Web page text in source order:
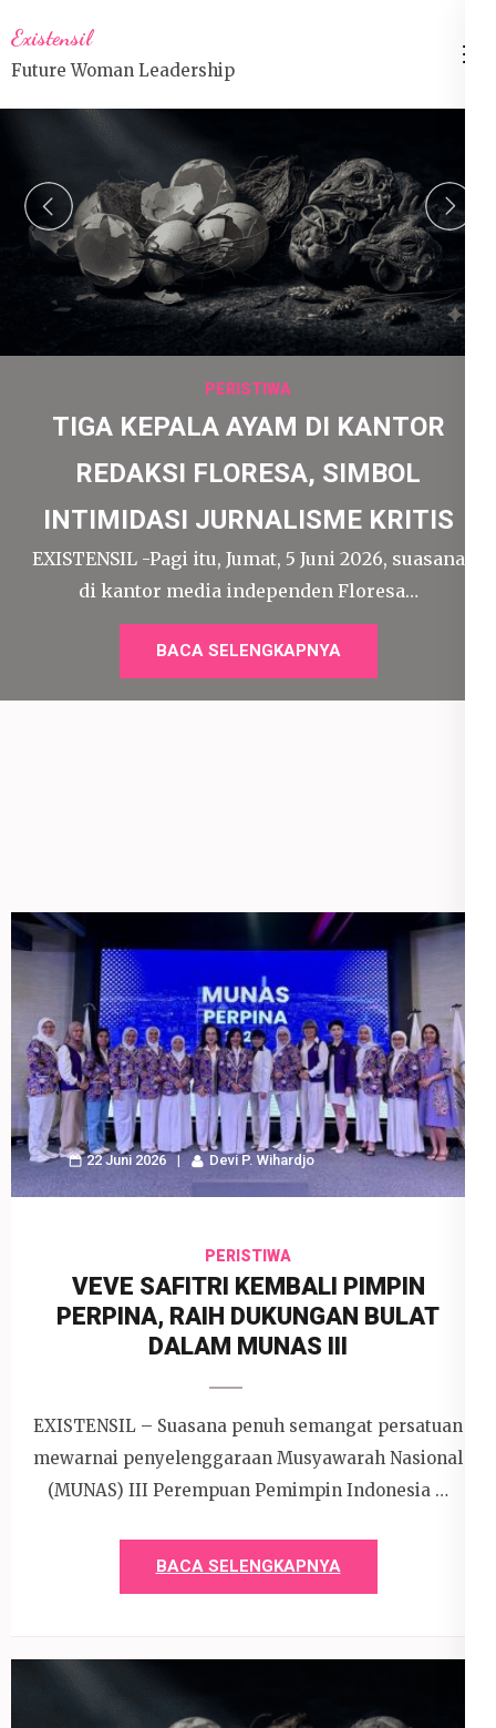
ke
konten
(Tekan
Existensil
Future Woman Leadership
PERISTIWA
TIGA KEPALA AYAM DI KANTOR
REDAKSI FLORESA, SIMBOL
INTIMIDASI JURNALISME KRITIS
EXISTENSIL -Pagi itu, Jumat, 5 Juni 2026, suasana
di kantor media independen Floresa…
BACA SELENGKAPNYA
prev
22 Juni 2026 Devi P. Wihardjo
PERISTIWA
VEVE SAFITRI KEMBALI PIMPIN
PERPINA, RAIH DUKUNGAN BULAT
DALAM MUNAS III
EXISTENSIL – Suasana penuh semangat persatuan
mewarnai penyelenggaraan Musyawarah Nasional
(MUNAS) III Perempuan Pemimpin Indonesia …
BACA SELENGKAPNYA